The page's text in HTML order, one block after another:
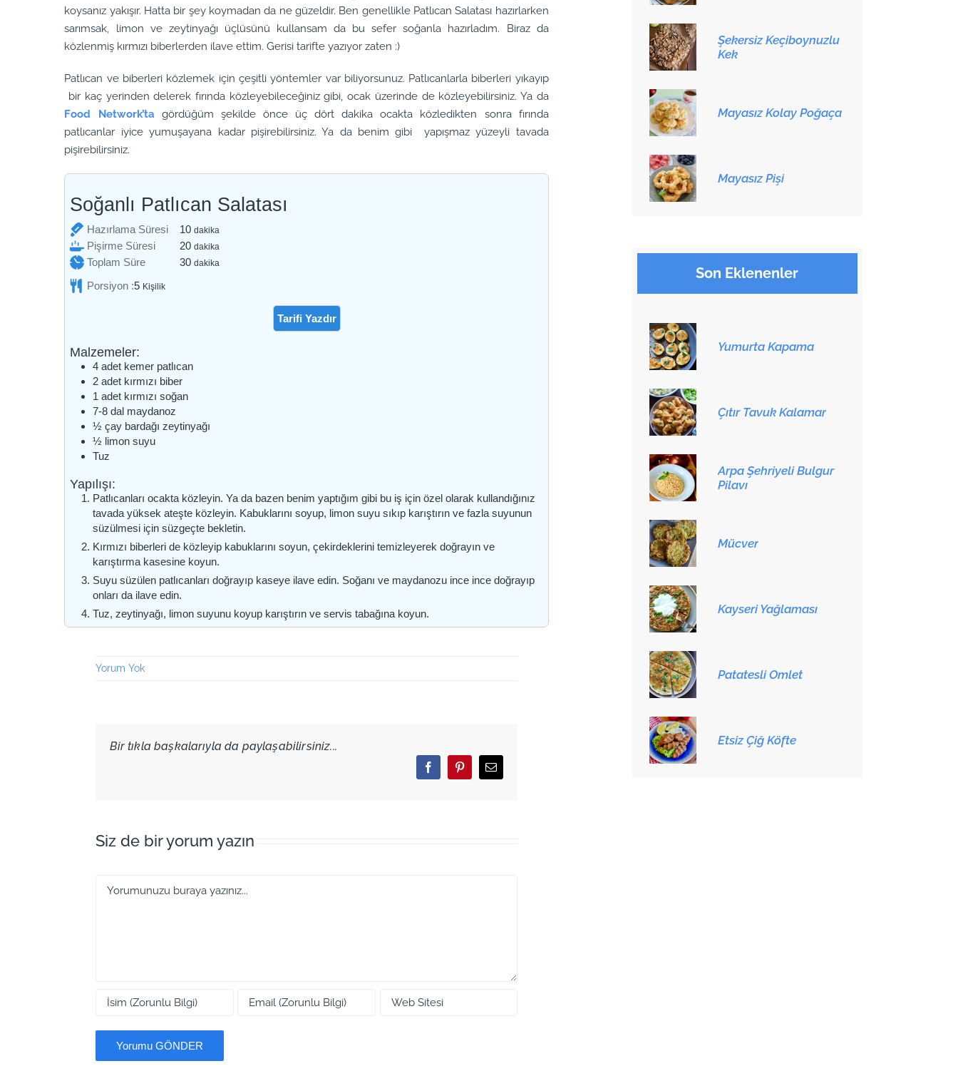
koysanız yakışır. Hatta bir şey koymadan da ne güzeldir. Ben genellikle Patlıcan Salatası hazırlarken
sarımsak, limon ve zeytinyağı üçlüsünü kullansam da bu sefer soğanla hazırladım. Biraz da
közlenmiş kırmızı biberlerden ilave ettim. Gerisi tarifte yazıyor zaten :)
Patlıcan ve biberleri közlemek için çeşitli yöntemler var biliyorsunuz. Patlıcanlarla biberleri yıkayıp
bir kaç yerinden delerek fırında közleyebileceğiniz gibi, ocak üzerinde de közleyebilirsiniz. Ya da
Food Network’tagördüğüm şekilde önce üç dört dakika ocakta közledikten sonra fırında
patlıcanlar iyice yumuşayana kadar pişirebilirsiniz. Ya da benim gibi yapışmaz yüzeyli tavada
pişirebilirsiniz.
Soğanlı Patlıcan Salatası
Hazırlama Süresi 10dakika
dakika
Pişirme Süresi 20dakika
dakika
Toplam Süre 30dakika
dakika
Porsiyon :5 Kişilik
Tarifi Yazdır
Malzemeler:
4 adet kemer patlıcan
2 adet kırmızı biber
1 adet kırmızı soğan
7-8 dal maydanoz
½ çay bardağızeytinyağı
½ limon suyu
Tuz
Yapılışı:
Patlıcanları ocakta közleyin. Ya da bazen benim yaptığım gibi bu iş için özel olarak kullandığınız
tavada yüksek ateşte közleyin. Kabuklarını soyup, limon suyu sıkıp karıştırın ve fazla suyunun
süzülmesi için süzgeçte bekletin.
Kırmızı biberleri de közleyip kabuklarını soyun, çekirdeklerini temizleyerek doğrayın ve
karıştırma kasesine koyun.
Suyu süzülen patlıcanları doğrayıp kaseye ilave edin. Soğanı ve maydanozu ince ince doğrayıp
onları da ilave edin.
Tuz, zeytinyağı, limon suyunu koyup karıştırın ve servis tabağına koyun.
Yorum Yok
Bir tıkla başkalarıyla da paylaşabilirsiniz...
FacebookPinterestEmail
Siz de bir yorum yazın
Şekersiz Keçiboynuzlu
Kek
Mayasız Kolay Poğaça
Mayasız Pişi
Son Eklenenler
Yumurta Kapama
Çıtır Tavuk Kalamar
Arpa Şehriyeli Bulgur
Pilavı
Mücver
Kayseri Yağlaması
Patatesli Omlet
Etsiz Çiğ Köfte